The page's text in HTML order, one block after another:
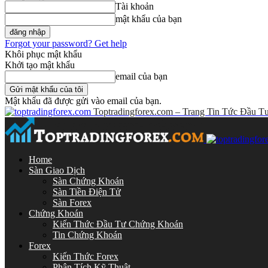
Tài khoản
mật khẩu của bạn
Forgot your password? Get help
Khôi phục mật khẩu
Khởi tạo mật khẩu
email của bạn
Mật khẩu đã được gửi vào email của bạn.
Toptradingforex.com – Trang Tin Tức Đầu
Home
Sàn Giao Dịch
Sàn Chứng Khoán
Sàn Tiền Điện Tử
Sàn Forex
Chứng Khoán
Kiến Thức Đầu Tư Chứng Khoán
Tin Chứng Khoán
Forex
Kiến Thức Forex